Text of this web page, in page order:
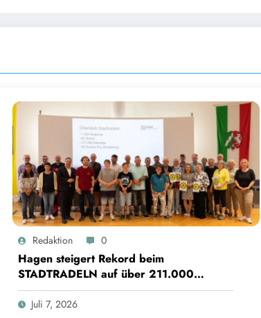
Redaktion 0
Hagen steigert Rekord beim
STADTRADELN auf über 211.000
Kilometer und spart 35 Tonnen CO2
Juli 7, 2026